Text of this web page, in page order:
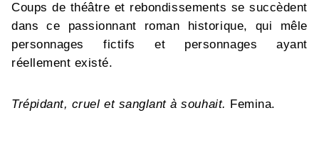
Coups de théâtre et rebondissements se succèdent
dans ce passionnant roman historique, qui mêle
personnages fictifs et personnages ayant
réellement existé.
Trépidant, cruel et sanglant à souhait. Femina.